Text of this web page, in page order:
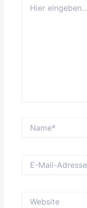
eingeben…
Mail-